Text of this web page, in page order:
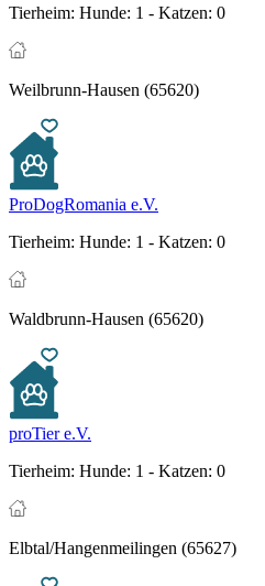
Tierheim: Hunde: 1 - Katzen: 0
Weilbrunn-Hausen (65620)
ProDogRomania e.V.
Tierheim: Hunde: 1 - Katzen: 0
Waldbrunn-Hausen (65620)
proTier e.V.
Tierheim: Hunde: 1 - Katzen: 0
Elbtal/Hangenmeilingen (65627)